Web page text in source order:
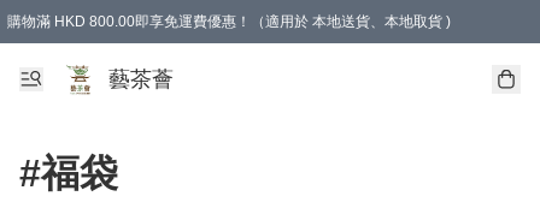
購物滿 HKD 800.00即享免運費優惠！（適用於 本地送貨、本地取貨 )
藝茶薈
#福袋